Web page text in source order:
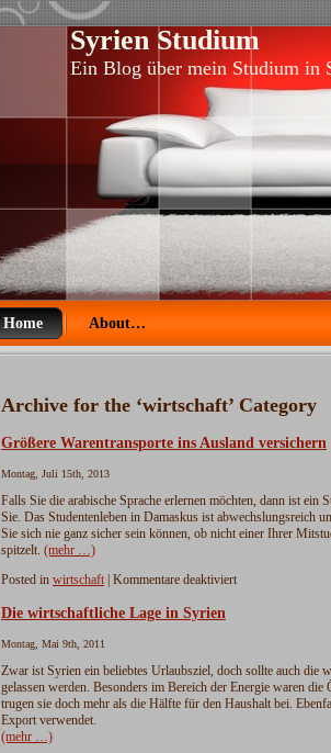
Syrien Studium
Ein Blog über mein Studium in
Home About…
Archive for the ‘wirtschaft’ Category
Größere Warentransporte ins Ausland versichern
Montag, Juli 15th, 2013
Falls Sie die arabische Sprache erlernen möchten, dann ist ein
Sie. Das Studentenleben in Damaskus ist abwechslungsreich
Sie sich nie ganz sicher sein können, ob nicht einer Ihrer
spitzelt. (mehr …)
Posted in wirtschaft Kommentare deaktiviertfür
Die wirtschaftliche Lage in Syrien
Montag, Mai 9th, 2011
Zwar ist Syrien ein beliebtes Urlaubsziel, doch sollte auch die
gelassen werden. Besonders im Bereich der Energie waren
trugen sie doch mehr als die Hälfte für den Haushalt bei.
Export verwendet.
(mehr …)